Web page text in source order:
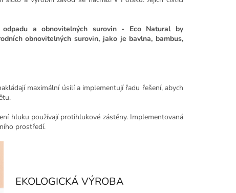
a obnovitelných surovin - Eco Natural by
obnovitelných surovin, jako je bavlna, bambus,
maximální úsilí a implementují řadu řešení, abych
hluku používají protihlukové zástěny. Implementovaná
prostředí.
EKOLOGICKÁ VÝROBA